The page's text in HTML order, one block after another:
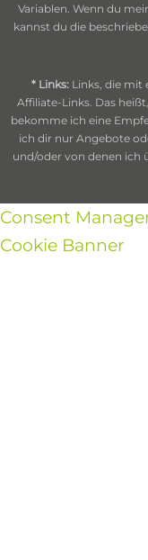
Variablen. Wenn du
kannst du die
* Links:Links, die mit
Affiliate-Links. Das
bekomme ich eine
ich dir nur Angebote
und/oder von denen ich
Consent
Cookie Banner